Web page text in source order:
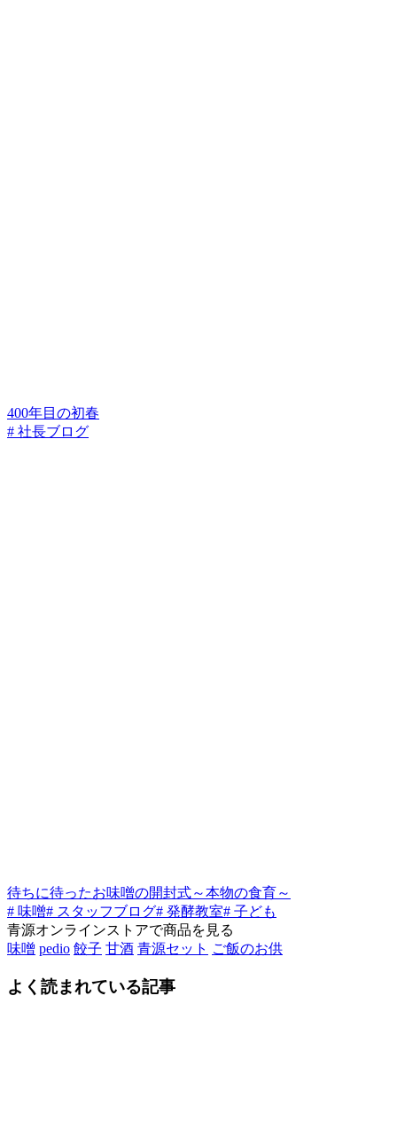
400年目の初春
# 社長ブログ
待ちに待ったお味噌の開封式～本物の食育～
# 味噌# スタッフブログ# 発酵教室# 子ども
青源オンラインストアで商品を見る
味噌 pedio 餃子 甘酒 青源セット ご飯のお供
よく読まれている記事